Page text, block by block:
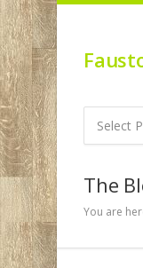
The
You are